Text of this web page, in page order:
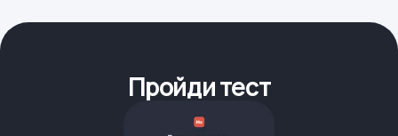
Пройди тест